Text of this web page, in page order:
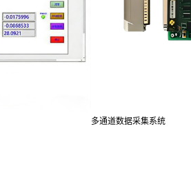
多通道数据采集系统